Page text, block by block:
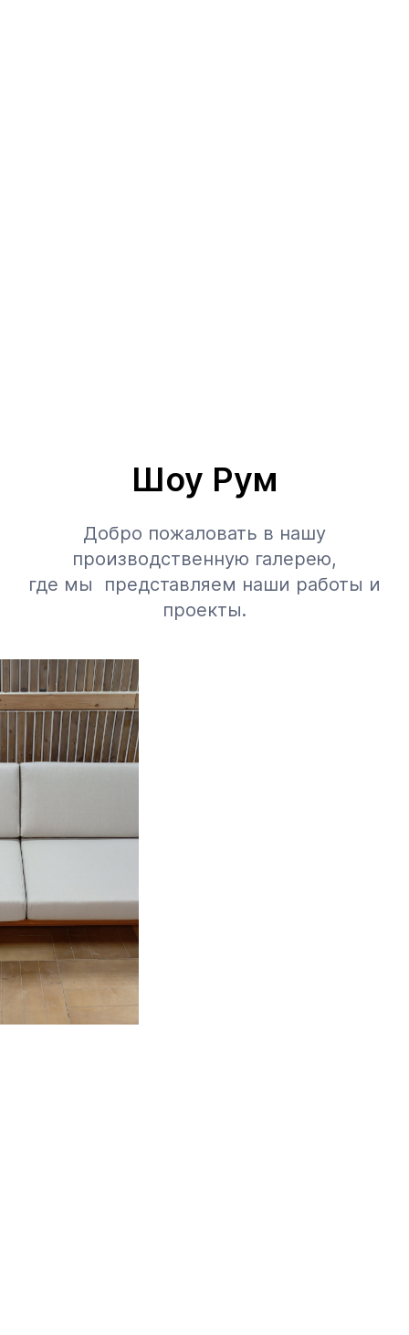
Шоу Рум
Добро пожаловать в нашу
производственную галерею,
где мы представляем наши работы и
проекты.